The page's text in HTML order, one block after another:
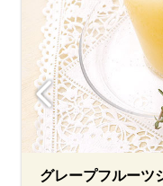
グレープフルーツ